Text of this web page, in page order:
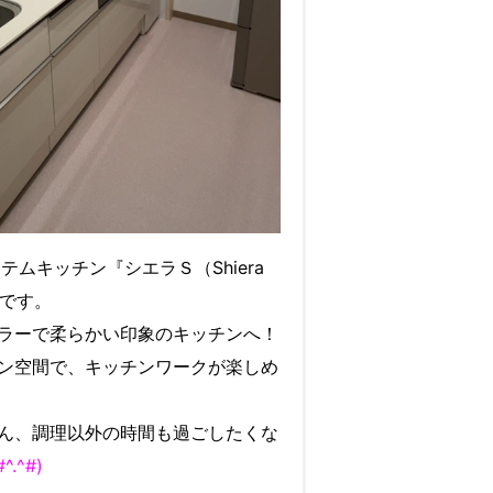
ムキッチン『シエラＳ（Shiera
す。
ーで柔らかい印象のキッチンへ！
空間で、キッチンワークが楽しめ
、調理以外の時間も過ごしたくな